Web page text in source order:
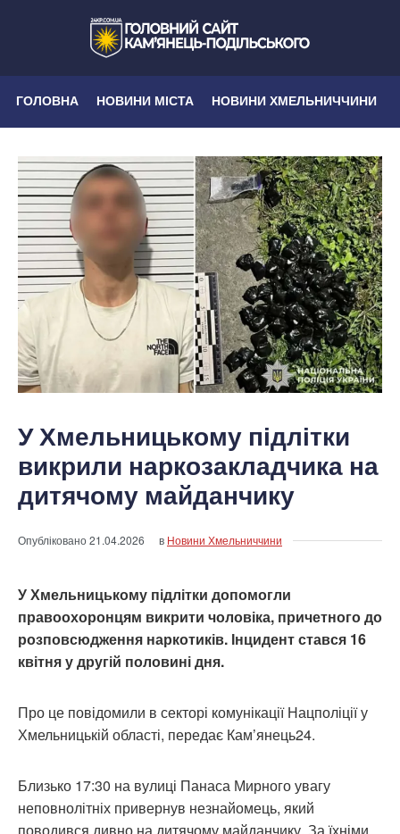
ГОЛОВНА НОВИНИ МІСТА НОВИНИ ХМЕЛЬНИЧЧИНИ
У Хмельницькому підлітки
викрили наркозакладчика на
дитячому майданчику
Опубліковано21.04.2026 в Новини Хмельниччини
У Хмельницькому підлітки допомогли
правоохоронцям викрити чоловіка, причетного до
розповсюдження наркотиків. Інцидент стався 16
квітня у другій половині дня.
Про це повідомили в секторі комунікації Нацполіції у
Хмельницькій області, передає Кам’янець24.
Близько 17:30 на вулиці Панаса Мирного увагу
неповнолітніх привернув незнайомець, який
поводився дивно на дитячому майданчику. За їхніми